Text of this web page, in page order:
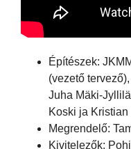
Építészek:
(vezető
Juha Mäki-
Koski ja Kristian
Megrendelő:
Kivitelezők: